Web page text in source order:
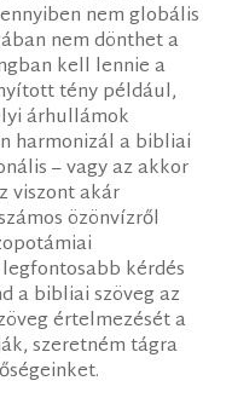
nem globális
nem dönthet a
kell lennie a
tény például,
árhullámok
harmonizál a bibliai
– vagy az akkor
viszont akár
özönvízről
kérdés
a bibliai szöveg az
értelmezését a
szeretném tágra